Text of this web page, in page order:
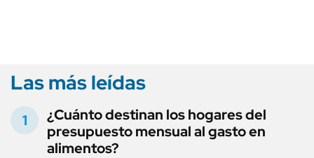
Las más leídas
¿Cuánto destinan los hogares del
presupuesto mensual al gasto en
alimentos?